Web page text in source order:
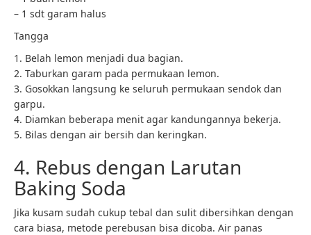
– 1 sdt garam halus
Tangga
1. Belah lemon menjadi dua bagian.
2. Taburkan garam pada permukaan lemon.
3. Gosokkan langsung ke seluruh permukaan sendok dan
garpu.
4. Diamkan beberapa menit agar kandungannya bekerja.
5. Bilas dengan air bersih dan keringkan.
4. Rebus dengan Larutan
Baking Soda
Jika kusam sudah cukup tebal dan sulit dibersihkan dengan
cara biasa, metode perebusan bisa dicoba. Air panas